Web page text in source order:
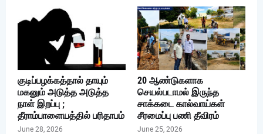
குடிப்பழக்கத்தால் தாயும்
மகனும் அடுத்த அடுத்த
நாள் இறப்பு ;
தீராம்பாளையத்தில் பரிதாபம்
June 28, 2026
20 ஆண்டுகளாக
செயல்படாமல் இருந்த
சாக்கடை கால்வாய்கள்
சீரமைப்பு பணி தீவிரம்
June 25, 2026